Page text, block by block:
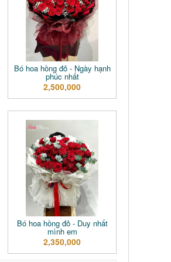
Bó hoa hồng đỏ - Ngày hạnh
phúc nhất
2,500,000
Bó hoa hồng đỏ - Duy nhất
mình em
2,350,000